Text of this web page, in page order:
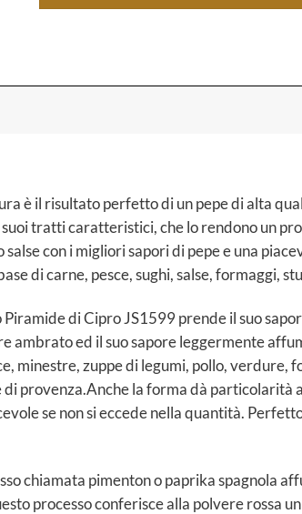
è il risultato perfetto di un pepe di alta
tratti caratteristici, che lo rendono un
con i migliori sapori di pepe e una
di carne, pesce, sughi, salse, formaggi,
di Cipro JS1599 prende il suo
ambrato ed il suo sapore leggermente
minestre, zuppe di legumi, pollo, verdure,
provenza.Anche la forma dà particolarità
se non si eccede nella quantità.
chiamata pimenton o paprika spagnola
processo conferisce alla polvere rossa